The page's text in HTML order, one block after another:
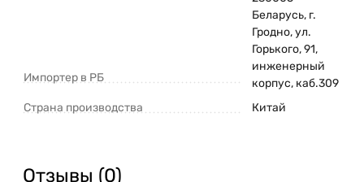
Импортер в РБ
Беларусь, г.
Гродно, ул.
Горького, 91,
инженерный
корпус, каб.309
Страна производства
Китай
Отзывы (0)